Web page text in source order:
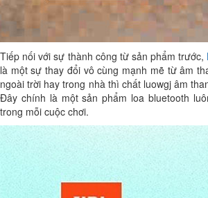
Tiếp nối với sự thành công từ sản phẩm trước,
là một sự thay đổi vô cùng mạnh mẽ từ âm
ngoài trời hay trong nhà thì chất luowgj âm
Đây chính là một sản phẩm loa bluetooth
trong mỗi cuộc chơi.